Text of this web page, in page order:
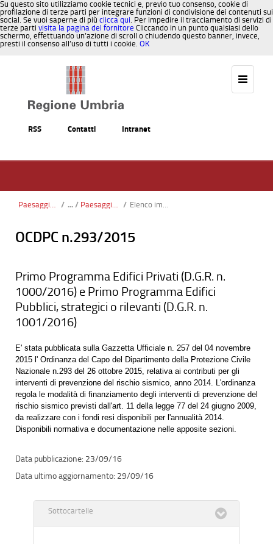
Su questo sito utilizziamo cookie tecnici e, previo tuo consenso, cookie di
profilazione di terze parti per integrare funzioni di condivisione dei contenuti sui
social. Se vuoi saperne di più clicca qui. Per impedire il tracciamento di servizi di
terze parti visita la pagina del fornitore Cliccando in un punto qualsiasi dello
schermo, effettuando un’azione di scroll o chiudendo questo banner, invece,
presti il consenso all’uso di tutti i cookie. OK
RSS Contatti Intranet
Paesaggio, Territorio, Urbanistica / Paesaggio Territorio Urbanistica nuova / Elenco imprese inadempienti
OCDPC n.293/2015
Primo Programma Edifici Privati (D.G.R. n.
1000/2016) e Primo Programma Edifici
Pubblici, strategici o rilevanti (D.G.R. n.
1001/2016)
E' stata pubblicata sulla Gazzetta Ufficiale n. 257 del 04 novembre
2015 l' Ordinanza del Capo del Dipartimento della Protezione Civile
Nazionale n.293 del 26 ottobre 2015, relativa ai contributi per gli
interventi di prevenzione del rischio sismico, anno 2014. L'ordinanza
regola le modalità di finanziamento degli interventi di prevenzione del
rischio sismico previsti dall'art. 11 della legge 77 del 24 giugno 2009,
da realizzare con i fondi resi disponibili per l'annualità 2014.
Disponibili normativa e documentazione nelle apposite sezioni.
23/09/16
29/09/16
Sottocartelle